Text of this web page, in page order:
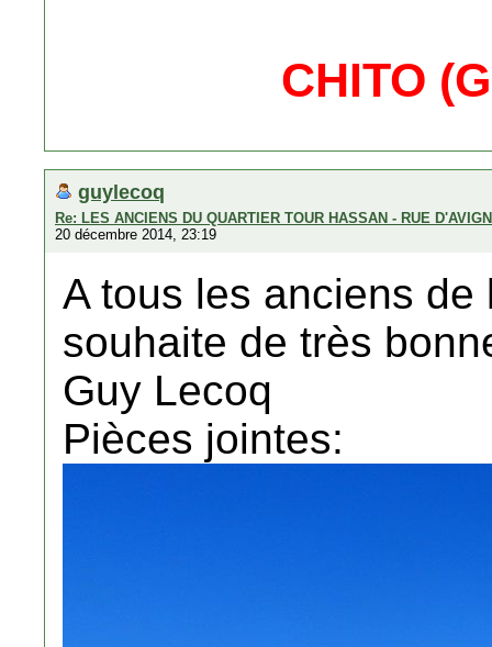
CHITO
guylecoq
Re: LES ANCIENS DU QUARTIER TOUR HASSAN - RUE
20 décembre 2014, 23:19
A tous les anciens de
souhaite de très
Guy Lecoq
Pièces jointes: